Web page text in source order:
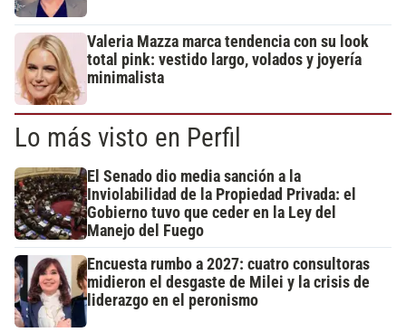
Valeria Mazza marca tendencia con su look
total pink: vestido largo, volados y joyería
minimalista
Lo más visto en Perfil
El Senado dio media sanción a la
Inviolabilidad de la Propiedad Privada: el
Gobierno tuvo que ceder en la Ley del
Manejo del Fuego
Encuesta rumbo a 2027: cuatro consultoras
midieron el desgaste de Milei y la crisis de
liderazgo en el peronismo